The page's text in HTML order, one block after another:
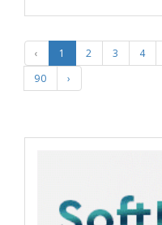
‹ 1 2 3 4
90
›